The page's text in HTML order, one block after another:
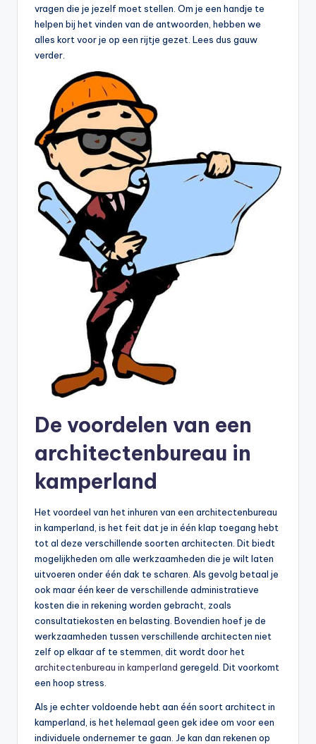
vragen die je jezelf moet stellen. Om je een handje te
helpen bij het vinden van de antwoorden, hebben we
alles kort voor je op een rijtje gezet. Lees dus gauw
verder.
De voordelen van een
architectenbureau in
kamperland
Het voordeel van het inhuren van een architectenbureau
in kamperland, is het feit dat je in één klap toegang hebt
tot al deze verschillende soorten architecten. Dit biedt
mogelijkheden om alle werkzaamheden die je wilt laten
uitvoeren onder één dak te scharen. Als gevolg betaal je
ook maar één keer de verschillende administratieve
kosten die in rekening worden gebracht, zoals
consultatiekosten en belasting. Bovendien hoef je de
werkzaamheden tussen verschillende architecten niet
zelf op elkaar af te stemmen, dit wordt door het
architectenbureau in kamperland geregeld. Dit voorkomt
een hoop stress.
Als je echter voldoende hebt aan één soort architect in
kamperland, is het helemaal geen gek idee om voor een
individuele ondernemer te gaan. Je kan dan rekenen op